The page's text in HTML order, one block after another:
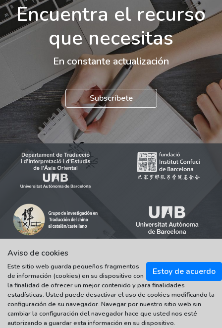
Encuentra el recurso
que necesitas
En constante actualización
Subscríbete
© 2021-2022 Universitat Autònoma de Barcelona
Tots els drets reservats
Aviso de cookies
Estoy de acuerdo
Este sitio web guarda pequeños fragmentos
de información (cookies) en su dispositivo con
la finalidad de ofrecer un mejor contenido y para finalidades
estadísticas. Usted puede desactivar el uso de cookies modificando la
configuración de su navegador. Navegar por nuestro sitio web sin
cambiar la configuración del navegador hace que usted nos esté
autorizando a guardar esta información en su dispositivo.